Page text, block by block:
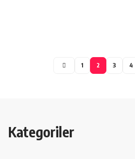
1 2 3 4
Kategoriler